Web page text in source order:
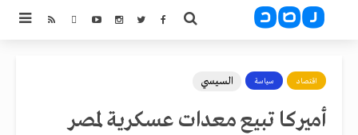
اقتصاد سياسة السيسي
أميركا تبيع معدات عسكرية لمصر